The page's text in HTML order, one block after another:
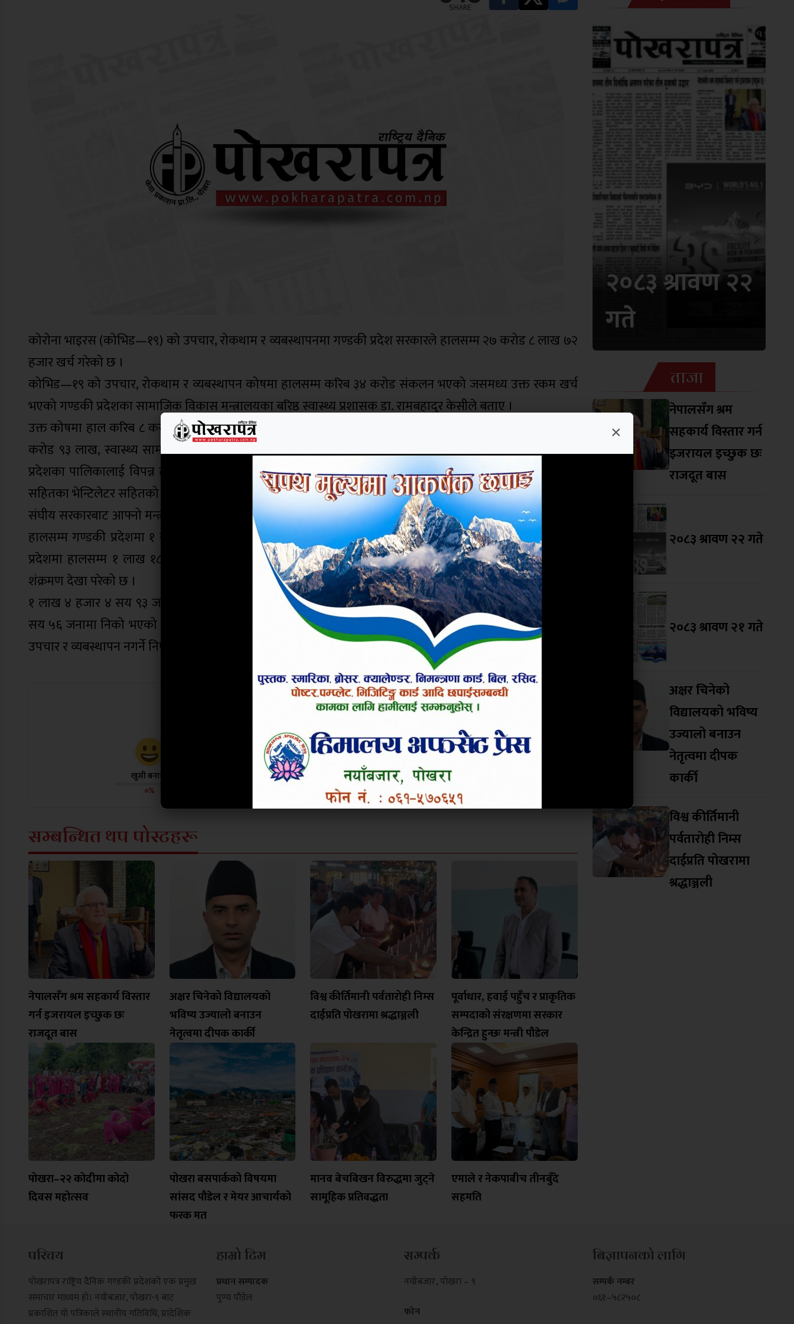
SHARE
कोरोना भाइरस (कोभिड—१९) को उपचार, रोकथाम र व्यबस्थापनमा गण्डकी प्रदेश सरकारले हालसम्म २७ करोड ८ लाख ७२
हजार खर्च गरेको छ ।
कोभिड—१९ को उपचार, रोकथाम र व्यबस्थापन कोषमा हालसम्म करिब ३४ करोड संकलन भएको जसमध्य उक्त रकम खर्च
भएको गण्डकी प्रदेशका सामाजिक विकास मन्त्रालयका बरिष्ठ स्वास्थ्य प्रशासक डा. रामबहादुर केसीले बताए ।
उक्त कोषमा हाल करिब ८ करोड रुपैया बचत भएको उनले जनाए । प्रदेशका विभिन्न पालिकामा क्वारेनटाइन निर्माण गर्न १
करोड ९३ लाख, स्वास्थ्य सामाग्रि मास्क, सेनिटाइजर, पिपिई लगायतका सामाग्री खरिदमा करिब ३ करोड, प्रदेश सरकारले
प्रदेशका पालिकालाई विपन्न तथा गरिब परिवारको लागि राहत सामाग्रि उपलब्ध गराउन, प्रदेशमा अस्पतालमा आइसुलेसन
सहितका भेन्टिलेटर सहितको आइसियू कक्ष स्थापनाको लागि लगायतको लागि आर्थिक सहयोग गरेको डा.केसीले जनाए ।
संघीय सरकारबाट आफ्नो मन्त्रालयलाई उक्त कोषको लागि करिब ५ करोड २७ लाख प्राप्त भएको उनले जनाए । कोरोनाबाट
हालसम्म गण्डकी प्रदेशमा १ सय ९१ जनाको मृत्यु भएको मन्त्रालयका प्रवक्ता तेजप्रसाद काफ्लेले जनाए । उनका अनुसार
प्रदेशमा हालसम्म १ लाख १८ हजार ७ सय ३५ जनाको नमुना संकलन गरिएकोमा १४ हजार २ सय ४२ जनामा कोरोना
शंक्रमण देखा परेको छ ।
१ लाख ४ हजार ४ सय ९३ जनामा कोरोना शंक्रमण नदेखिएको बताएका प्रवक्ता काफ्लेले कोरोनाबाट प्रदेशमा १२ हजार २
सय ५६ जनामा निको भएको जनाए । गण्डकी प्रदेशका मुख्यमन्त्री पृथ्बीसुब्बा गुरुङले संघिय सरकारले कोरोनाको निःशुल्क
उपचार र व्यबस्थापन नगर्ने निर्णय गरे पनि आफुहरुले निशुल्क उपचार गर्ने बताएका थिए ।
यो खबर पढेर तपाईलाई कस्तो लाग्यो ?
खुसी बनायो
०%
उत्साहित हाँसो लाग्यो आक्रोशित बनायो
०%
सम्बन्धित थप पोस्टहरू
नेपालसँग श्रम सहकार्य विस्तार
गर्न इजरायल इच्छुक छः
राजदूत बास
अक्षर चिनेको विद्यालयको
भविष्य उज्यालो बनाउन
नेतृत्वमा दीपक कार्की
विश्व कीर्तिमानी पर्वतारोही निम्स
दाईप्रति पोखरामा श्रद्धाञ्जली
पूर्वाधार, हवाई पहुँच र प्राकृतिक
सम्पदाको संरक्षणमा सरकार
केन्द्रित हुन्छः मन्त्री पौडेल
पोखरा–२२ कोदीमा कोदो
दिवस महोत्सव
पोखरा बसपार्कको विषयमा
सांसद पौडेल र मेयर आचार्यको
फरक मत
मानव बेचबिखन विरुद्धमा जुट्ने
सामूहिक प्रतिवद्धता
एमाले र नेकपाबीच तीनबुँदे
सहमति
२०८३ श्रावण २२
गते
ताजा
नेपालसँग श्रम
सहकार्य विस्तार गर्न
इजरायल इच्छुक छः
राजदूत बास
२०८३ श्रावण २२ गते
२०८३ श्रावण २१ गते
अक्षर चिनेको
विद्यालयको भविष्य
उज्यालो बनाउन
नेतृत्वमा दीपक
कार्की
विश्व कीर्तिमानी
पर्वतारोही निम्स
दाईप्रति पोखरामा
श्रद्धाञ्जली
परिचय
पोखरापत्र राष्ट्रिय दैनिक गण्डकी प्रदेशको एक प्रमुख
समाचार माध्यम हो। नयाँबजार, पोखरा-९ बाट
प्रकाशित यो पत्रिकाले स्थानीय गतिविधि, प्रादेशिक
हाम्रो टिम
प्रधान सम्पादक
पुण्य पौडेल
सम्पर्क
नयाँबजार , पोखरा – ९
फोन
बिज्ञापनको लागि
सम्पर्क नम्बर
०६१–५८२५०८
×